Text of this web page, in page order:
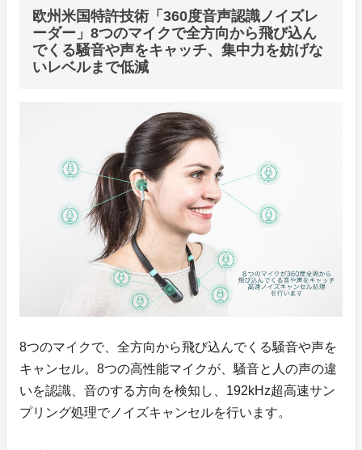
欧州米国特許技術「360度音声認識ノイズレ
ーダー」8つのマイクで全方向から飛び込ん
でくる騒音や声をキャッチ、集中力を妨げな
いレベルまで低減
8つのマイクで、全方向から飛び込んでくる騒音や声を
キャンセル。8つの高性能マイクが、騒音と人の声の違
いを認識、音のする方向を検知し、192kHz超高速サン
プリング処理でノイズキャンセルを行います。